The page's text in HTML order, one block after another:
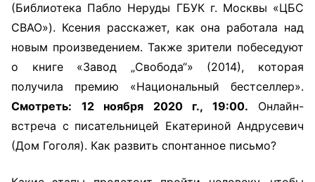
(Библиотека Пабло Неруды ГБУК г. Москвы «ЦБС
СВАО»). Ксения расскажет, как она работала над
новым произведением. Также зрители побеседуют
о книге «Завод „Свобода“» (2014), которая
получила премию «Национальный бестселлер».
Смотреть: 12 ноября 2020 г., 19:00. Онлайн-
встреча с писательницей Екатериной Андрусевич
(Дом Гоголя). Как развить спонтанное письмо?